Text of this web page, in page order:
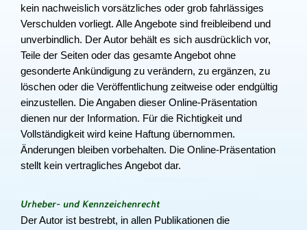
kein nachweislich vorsätzliches oder grob fahrlässiges
Verschulden vorliegt. Alle Angebote sind freibleibend und
unverbindlich. Der Autor behält es sich ausdrücklich vor,
Teile der Seiten oder das gesamte Angebot ohne
gesonderte Ankündigung zu verändern, zu ergänzen, zu
löschen oder die Veröffentlichung zeitweise oder endgültig
einzustellen. Die Angaben dieser Online-Präsentation
dienen nur der Information. Für die Richtigkeit und
Vollständigkeit wird keine Haftung übernommen.
Änderungen bleiben vorbehalten. Die Online-Präsentation
stellt kein vertragliches Angebot dar.
Urheber- und Kennzeichenrecht
Der Autor ist bestrebt, in allen Publikationen die